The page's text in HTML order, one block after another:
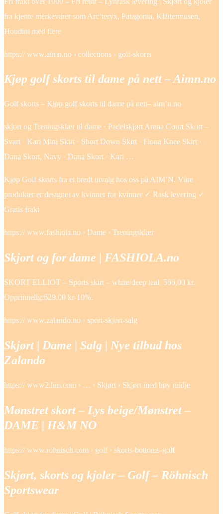
fra kjente merkevarer som Arc’teryx, Patagonia, Klättermusen,
Houdini med flere
https:// www.aimn.no › collections › golf-skorts
Kjøp golf skorts til dame på nett – Aimn.no
Golf skorts – Kjøp golf skorts til dame på nett– aim’n no
skjort og Treningsklær til dame · Padelskjørt Arena Court Skort –
Svart · Kari Mini Skirt · Short Down Skirt · Fiona Knee Skirt ·
Dana Skort, Navy · Dana Skort · Kari …
Kjøp Golf skorts fra et bredt utvalg hos oss på AIM’N. Våre
produkter er designet av kvinner for kvinner ✓ Rask levering ✓
Gratis frakt
https:// www.fashiola.no › Dame › Treningsklær
Skjort og for dame | FASHIOLA.no
SKORT ELLIOT – Sports skirt – white/deep teal. 566,00 kr.
Opprinnelig:629,00 kr-10%.
https:// www.zalando.no › sport-skjort-salg
Skjørt | Dame | Salg | Nye tilbud hos
Zalando
https:// www2.hm.com › … › Skjørt › Skjørt med høy midje
Mønstret skort – Lys beige/Mønstret –
DAME | H&M NO
https:// www.rohnisch.com › golf › skorts-bottoms-golf
Skjørt, skorts og kjoler – Golf – Röhnisch
Sportswear